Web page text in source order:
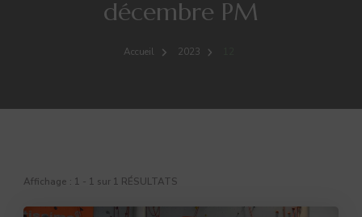
décembre PM
Accueil 2023
Affichage : 1 - 1 sur 1 RÉSULTATS